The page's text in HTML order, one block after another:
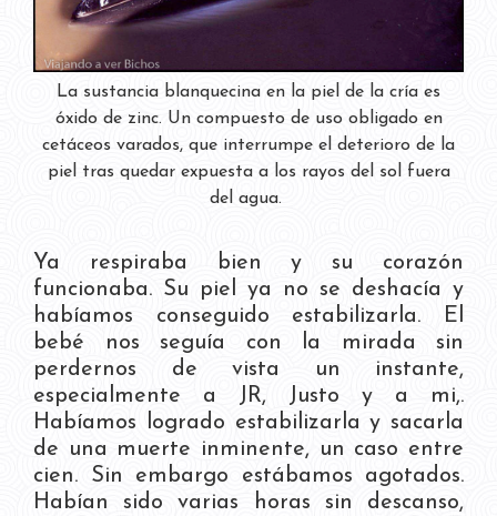
La sustancia blanquecina en la piel de la cría es
óxido de zinc. Un compuesto de uso obligado en
cetáceos varados, que interrumpe el deterioro de la
piel tras quedar expuesta a los rayos del sol fuera
del agua.
Ya respiraba bien y su corazón
funcionaba. Su piel ya no se deshacía y
habíamos conseguido estabilizarla. El
bebé nos seguía con la mirada sin
perdernos de vista un instante,
especialmente a JR, Justo y a mi,.
Habíamos logrado estabilizarla y sacarla
de una muerte inminente, un caso entre
cien. Sin embargo estábamos agotados.
Habían sido varias horas sin descanso,